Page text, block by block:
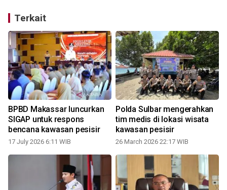
Terkait
BPBD Makassar luncurkan
SIGAP untuk respons
bencana kawasan pesisir
17 July 2026 6:11 WIB
Polda Sulbar mengerahkan
tim medis di lokasi wisata
kawasan pesisir
26 March 2026 22:17 WIB